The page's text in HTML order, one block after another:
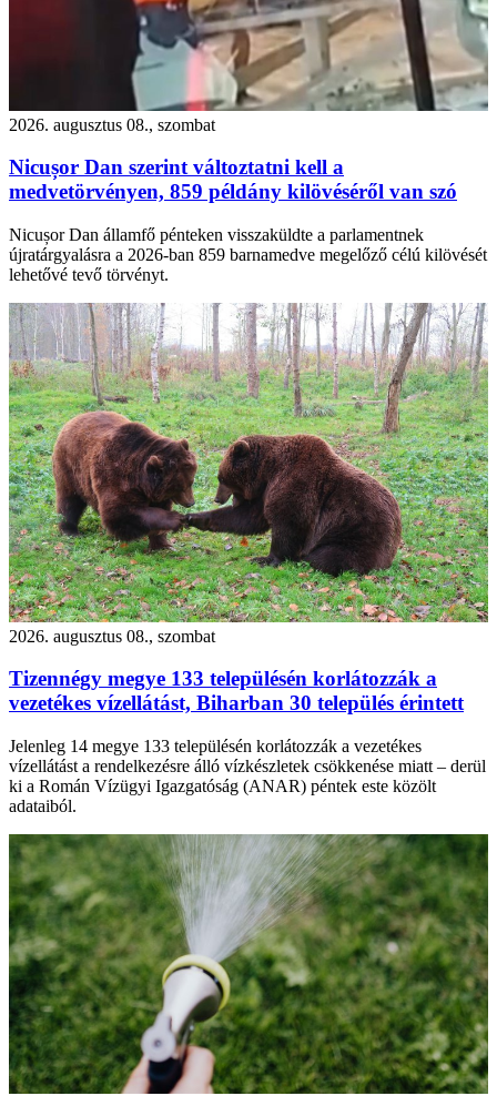
2026. augusztus 08., szombat
Nicușor Dan szerint változtatni kell a
medvetörvényen, 859 példány kilövéséről van szó
Nicușor Dan államfő pénteken visszaküldte a parlamentnek
újratárgyalásra a 2026-ban 859 barnamedve megelőző célú kilövését
lehetővé tevő törvényt.
2026. augusztus 08., szombat
Tizennégy megye 133 településén korlátozzák a
vezetékes vízellátást, Biharban 30 település érintett
Jelenleg 14 megye 133 településén korlátozzák a vezetékes
vízellátást a rendelkezésre álló vízkészletek csökkenése miatt – derül
ki a Román Vízügyi Igazgatóság (ANAR) péntek este közölt
adataiból.